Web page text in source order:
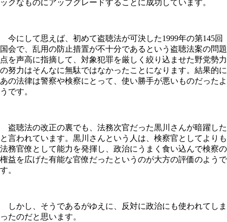
ックなものにアップグレードすることに成功しています。
今にして思えば、初めて盗聴法が可決した1999年の第145回
国会で、乱用の防止措置が不十分であるという盗聴法案の問題
点を声高に指摘して、対象犯罪を厳しく絞り込ませた野党勢力
の努力はそんなに無駄ではなかったことになります。結果的に
あの法律は警察や検察にとって、使い勝手が悪いものだったよ
うです。
盗聴法の改正の裏でも、法務次官だった黒川さんが暗躍した
と言われています。黒川さんという人は、検察官としてよりも
法務官僚として能力を発揮し、政治にうまく食い込んで検察の
権益を広げた有能な官僚だったというのが大方の評価のようで
す。
しかし、そうであるがゆえに、反対に政治にも使われてしま
ったのだと思います。